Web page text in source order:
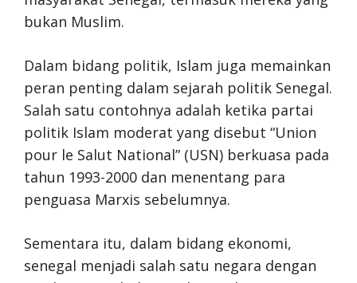
bukan Muslim.
Dalam bidang politik, Islam juga memainkan
peran penting dalam sejarah politik Senegal.
Salah satu contohnya adalah ketika partai
politik Islam moderat yang disebut “Union
pour le Salut National” (USN) berkuasa pada
tahun 1993-2000 dan menentang para
penguasa Marxis sebelumnya.
Sementara itu, dalam bidang ekonomi,
senegal menjadi salah satu negara dengan